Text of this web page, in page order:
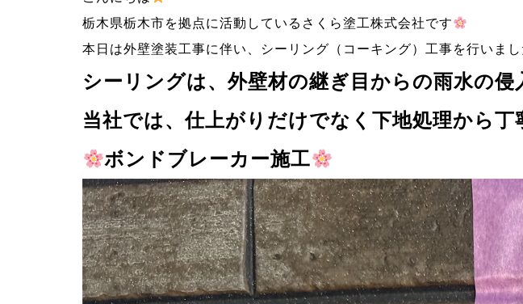
栃木県栃木市を拠点に活動しているさくら塗工株式会社です
本日は外壁塗装工事に伴い、シーリング（コーキング）工事を行いまし
シーリングは、外壁材の継ぎ目からの雨水の侵
当社では、仕上がりだけでなく 下地処理から丁
ボンドブレーカー施工